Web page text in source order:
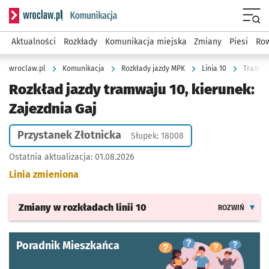
Serwis informacyjny wroclaw.pl podserwis: Komunikacja
Aktualności Rozkłady Komunikacja miejska Zmiany Piesi
wroclaw.pl Komunikacja Rozkłady jazdy MPK Linia 10
Rozkład jazdy tramwaju 10, kierunek:
Zajezdnia Gaj
Przystanek Złotnicka Słupek: 18008
Ostatnia aktualizacja: 01.08.2026
Linia zmieniona
Zmiany w rozkładach linii 10 ROZWIŃ
Poradnik Mieszkańca